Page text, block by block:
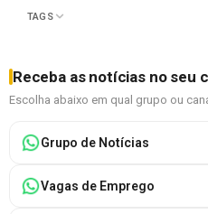
TAGS
Receba as notícias no seu
Escolha abaixo em qual grupo ou
Grupo de Notícias
Vagas de Emprego